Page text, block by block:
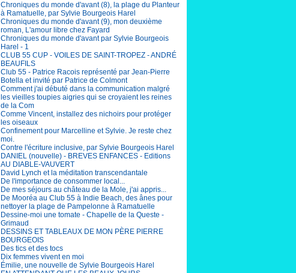
Chroniques du monde d'avant (8), la plage du Planteur
à Ramatuelle, par Sylvie Bourgeois Harel
Chroniques du monde d'avant (9), mon deuxième
roman, L'amour libre chez Fayard
Chroniques du monde d'avant par Sylvie Bourgeois
Harel - 1
CLUB 55 CUP - VOILES DE SAINT-TROPEZ - ANDRÉ
BEAUFILS
Club 55 - Patrice Racois représenté par Jean-Pierre
Botella et invité par Patrice de Colmont
Comment j'ai débuté dans la communication malgré
les vieilles toupies aigries qui se croyaient les reines
de la Com
Comme Vincent, installez des nichoirs pour protéger
les oiseaux
Confinement pour Marcelline et Sylvie. Je reste chez
moi.
Contre l'écriture inclusive, par Sylvie Bourgeois Harel
DANIEL (nouvelle) - BREVES ENFANCES - Editions
AU DIABLE-VAUVERT
David Lynch et la méditation transcendantale
De l'importance de consommer local...
De mes séjours au château de la Mole, j'ai appris...
De Mooréa au Club 55 à Indie Beach, des ânes pour
nettoyer la plage de Pampelonne à Ramatuelle
Dessine-moi une tomate - Chapelle de la Queste -
Grimaud
DESSINS ET TABLEAUX DE MON PÈRE PIERRE
BOURGEOIS
Des tics et des tocs
Dix femmes vivent en moi
Émilie, une nouvelle de Sylvie Bourgeois Harel